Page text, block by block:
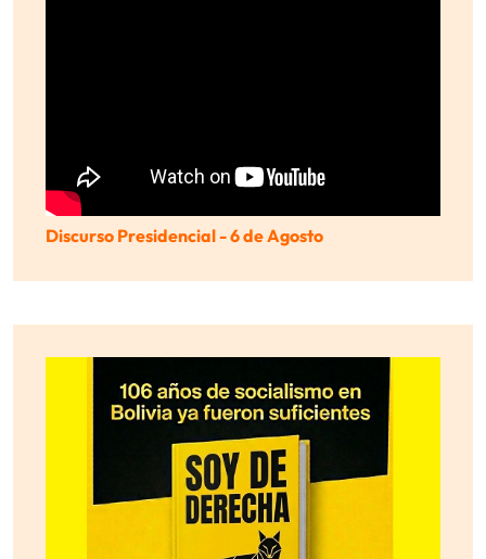
Discurso Presidencial - 6 de Agosto